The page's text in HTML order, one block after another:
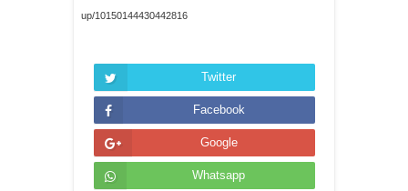
up/10150144430442816
Twitter
Facebook
Google
Whatsapp